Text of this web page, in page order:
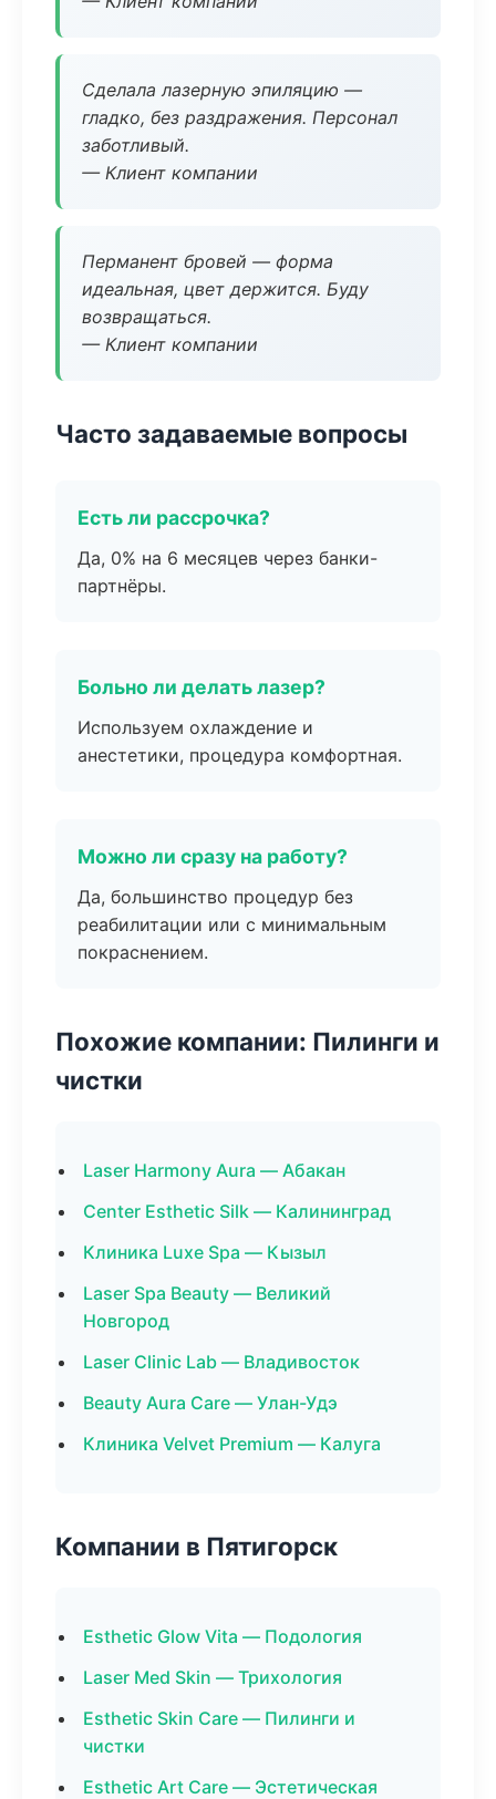
Сделала лазерную эпиляцию —
гладко, без раздражения. Персонал
заботливый.
— Клиент компании
Перманент бровей — форма
идеальная, цвет держится. Буду
возвращаться.
— Клиент компании
Часто задаваемые вопросы
Есть ли рассрочка?
Да, 0% на 6 месяцев через банки-
партнёры.
Больно ли делать лазер?
Используем охлаждение и
анестетики, процедура комфортная.
Можно ли сразу на работу?
Да, большинство процедур без
реабилитации или с минимальным
покраснением.
Похожие компании: Пилинги и
чистки
Laser Harmony Aura — Абакан
Center Esthetic Silk — Калининград
Клиника Luxe Spa — Кызыл
Laser Spa Beauty — Великий
Новгород
Laser Clinic Lab — Владивосток
Beauty Aura Care — Улан-Удэ
Клиника Velvet Premium — Калуга
Компании в Пятигорск
Esthetic Glow Vita — Подология
Laser Med Skin — Трихология
Esthetic Skin Care — Пилинги и
чистки
Esthetic Art Care — Эстетическая